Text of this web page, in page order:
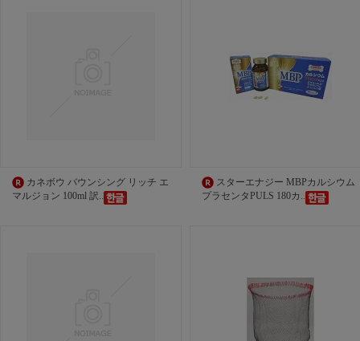
カネボウ バウンシング リッチ エ
マルジョン 100ml 訳..
スターエナジー MBPカルシウム
プラセンタPULS 180カ..